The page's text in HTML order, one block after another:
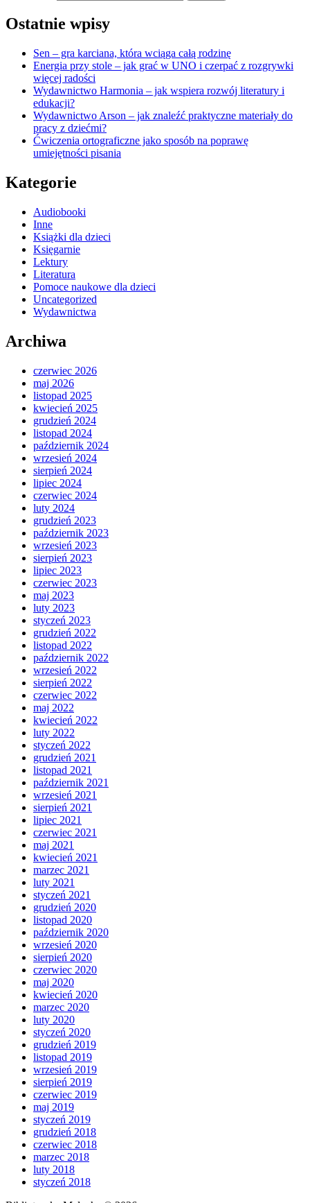
Ostatnie wpisy
Sen – gra karciana, która wciąga całą rodzinę
Energia przy stole – jak grać w UNO i czerpać z rozgrywki
więcej radości
Wydawnictwo Harmonia – jak wspiera rozwój literatury i
edukacji?
Wydawnictwo Arson – jak znaleźć praktyczne materiały do
pracy z dziećmi?
Ćwiczenia ortograficzne jako sposób na poprawę
umiejętności pisania
Kategorie
Audiobooki
Inne
Książki dla dzieci
Księgarnie
Lektury
Literatura
Pomoce naukowe dla dzieci
Uncategorized
Wydawnictwa
Archiwa
czerwiec 2026
maj 2026
listopad 2025
kwiecień 2025
grudzień 2024
listopad 2024
październik 2024
wrzesień 2024
sierpień 2024
lipiec 2024
czerwiec 2024
luty 2024
grudzień 2023
październik 2023
wrzesień 2023
sierpień 2023
lipiec 2023
czerwiec 2023
maj 2023
luty 2023
styczeń 2023
grudzień 2022
listopad 2022
październik 2022
wrzesień 2022
sierpień 2022
czerwiec 2022
maj 2022
kwiecień 2022
luty 2022
styczeń 2022
grudzień 2021
listopad 2021
październik 2021
wrzesień 2021
sierpień 2021
lipiec 2021
czerwiec 2021
maj 2021
kwiecień 2021
marzec 2021
luty 2021
styczeń 2021
grudzień 2020
listopad 2020
październik 2020
wrzesień 2020
sierpień 2020
czerwiec 2020
maj 2020
kwiecień 2020
marzec 2020
luty 2020
styczeń 2020
grudzień 2019
listopad 2019
wrzesień 2019
sierpień 2019
czerwiec 2019
maj 2019
styczeń 2019
grudzień 2018
czerwiec 2018
marzec 2018
luty 2018
styczeń 2018